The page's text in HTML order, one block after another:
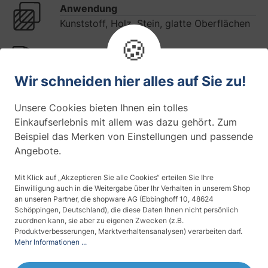
Anwendung
Kunststoff, Holz, Stein, glatte Oberflächen
Farbe
8 Jahre (Außenmontage)
Maserung
gekörnt
Materialdicke
ca. 180 µm
Montageseite
Innen- u. Außenmontage
🍪
Wir schneiden hier alles auf Sie zu!
Unsere Cookies bieten Ihnen ein tolles
Einkaufserlebnis mit allem was dazu gehört. Zum
Beispiel das Merken von Einstellungen und passende
Angebote.
Mit Klick auf „Akzeptieren Sie alle Cookies“ erteilen Sie Ihre
Einwilligung auch in die Weitergabe über Ihr Verhalten in unserem Shop
an unseren Partner, die shopware AG (Ebbinghoff 10, 48624
Schöppingen, Deutschland), die diese Daten Ihnen nicht persönlich
zuordnen kann, sie aber zu eigenen Zwecken (z.B.
Produktverbesserungen, Marktverhaltensanalysen) verarbeiten darf.
Mehr Informationen ...